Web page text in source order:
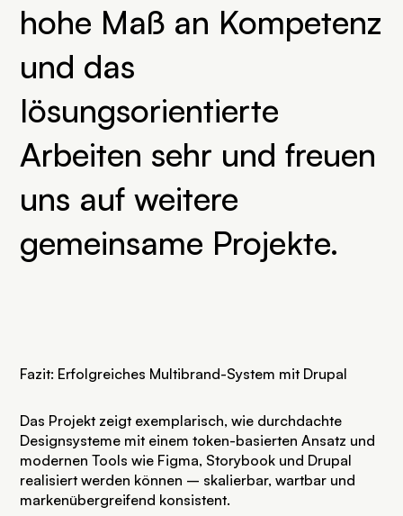
hohe Maß an Kompetenz
und das
lösungsorientierte
Arbeiten sehr und freuen
uns auf weitere
gemeinsame Projekte.
Fazit: Erfolgreiches Multibrand-System mit Drupal
Das Projekt zeigt exemplarisch, wie durchdachte
Designsysteme mit einem token-basierten Ansatz und
modernen Tools wie Figma, Storybook und Drupal
realisiert werden können – skalierbar, wartbar und
markenübergreifend konsistent.